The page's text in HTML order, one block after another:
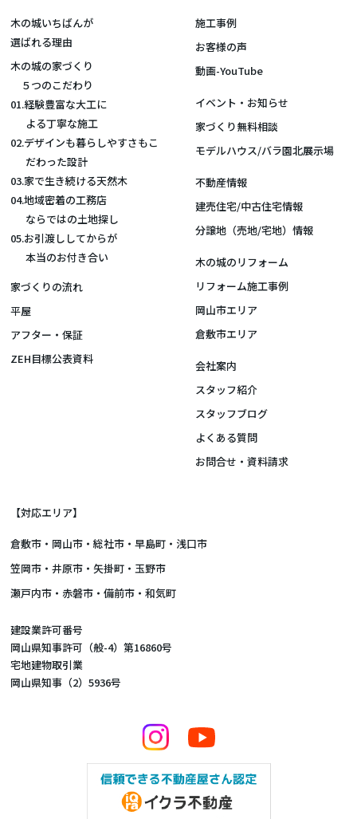
木の城いちばんが
選ばれる理由
木の城の家づくり
５つのこだわり
01.経験豊富な大工に
よる丁寧な施工
02.デザインも暮らしやすさもこ
だわった設計
03.家で生き続ける天然木
04.地域密着の工務店
ならではの土地探し
05.お引渡ししてからが
本当のお付き合い
家づくりの流れ
平屋
アフター・保証
ZEH目標公表資料
施工事例
お客様の声
動画-YouTube
イベント・お知らせ
家づくり無料相談
モデルハウス/バラ園北展示場
不動産情報
建売住宅/中古住宅情報
分譲地（売地/宅地）情報
木の城のリフォーム
リフォーム施工事例
岡山市エリア
倉敷市エリア
会社案内
スタッフ紹介
スタッフブログ
よくある質問
お問合せ・資料請求
【対応エリア】
倉敷市 ・ 岡山市 ・総社市・早島町・浅口市
笠岡市・井原市・矢掛町・玉野市
瀬戸内市・赤磐市・備前市・和気町
建設業許可番号
岡山県知事許可（般-4）第16860号
宅地建物取引業
岡山県知事（2）5936号